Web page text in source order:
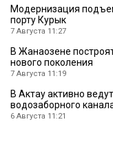
Модернизация
порту Курык
7 Августа 11:27
В Жанаозене
нового поколения
7 Августа 11:19
В Актау активно
водозаборного
6 Августа 11:21